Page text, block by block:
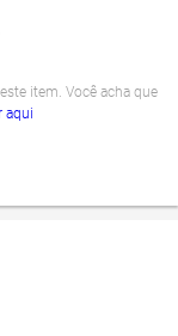
item. Você acha que
aqui